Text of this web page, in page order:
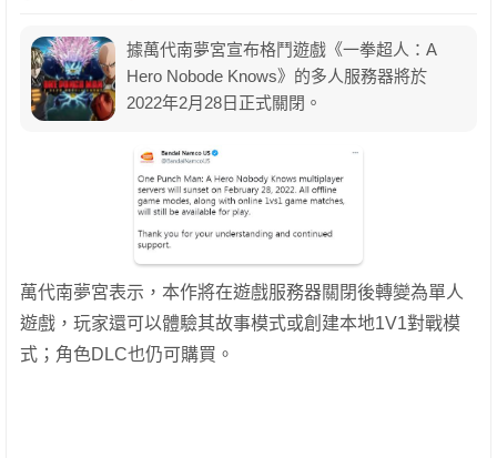
據萬代南夢宮宣布格鬥遊戲《一拳超人：A
Hero Nobode Knows》的多人服務器將於
2022年2月28日正式關閉。
萬代南夢宮表示，本作將在遊戲服務器關閉後轉變為單人
遊戲，玩家還可以體驗其故事模式或創建本地1V1對戰模
式；角色DLC也仍可購買。